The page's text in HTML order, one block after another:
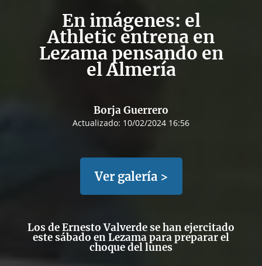
En imágenes: el
Athletic entrena en
Lezama pensando en
el Almería
Borja Guerrero
Actualizado: 10/02/2024 16:56
Ver galería >
Los de Ernesto Valverde se han ejercitado
este sábado en Lezama para preparar el
choque del lunes